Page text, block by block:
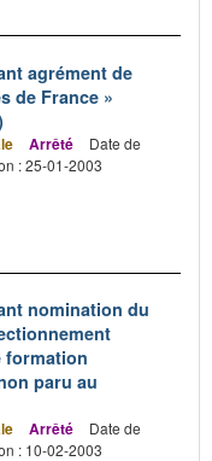
agrément de
de France »
Arrêté
Date de
: 25-01-2003
nomination du
formation
paru au
Arrêté
Date de
: 10-02-2003